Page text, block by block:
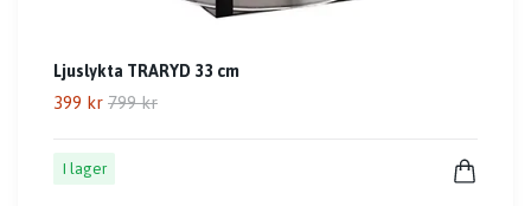
Ljuslykta TRARYD 33 cm
399 kr 799 kr
I lager